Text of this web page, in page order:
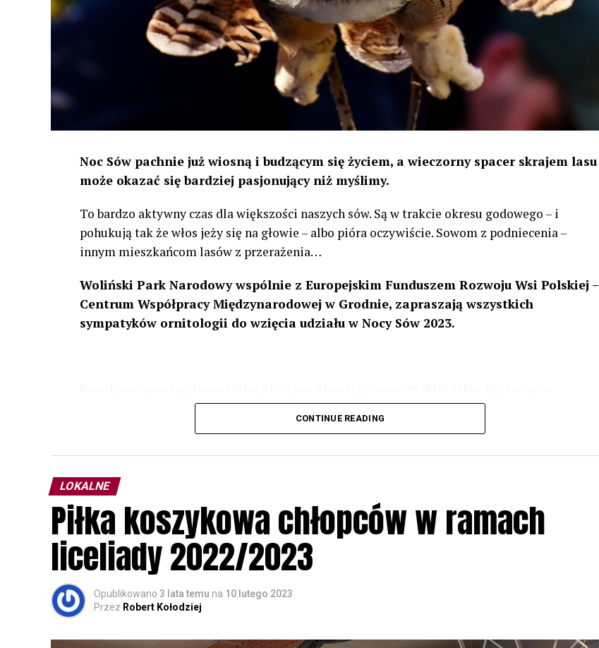
Noc Sów pachnie już wiosną i budzącym się życiem, a wieczorny spacer skrajem lasu
może okazać się bardziej pasjonujący niż myślimy.
To bardzo aktywny czas dla większości naszych sów. Są w trakcie okresu godowego – i
pohukują tak że włos jeży się na głowie – albo pióra oczywiście. Sowom z podniecenia –
innym mieszkańcom lasów z przerażenia…
Woliński Park Narodowy wspólnie z Europejskim Funduszem Rozwoju Wsi Polskiej –
Centrum Współpracy Międzynarodowej w Grodnie, zapraszają wszystkich
sympatyków ornitologii do wzięcia udziału w Nocy Sów 2023.
odbędzie się w dniach24 i 25 lutego 2023 r. wg harmonogramu przedstawionego na
Wszystkich uczestników zapraszamy do udziału w Akcji, włączenia się w aktywne
rozpoznawanie głosów sów i wymianę doświadczeń przy grillu.Na wydarzenie obowiązują
zapisy.
CONTINUE READING
LOKALNE
Piłka koszykowa chłopców w ramach
liceliady 2022/2023
Opublikowano 3 lata temu na 10 lutego 2023
Przez Robert Kołodziej